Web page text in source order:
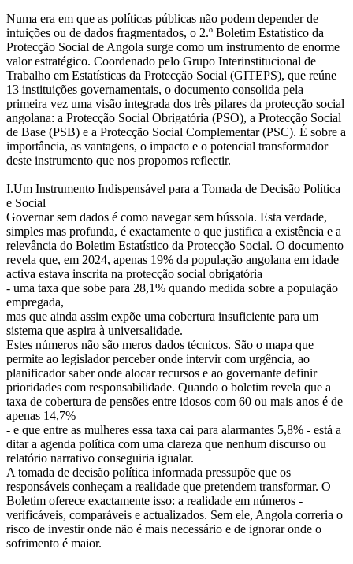
Numa era em que as políticas públicas não podem depender de
intuições ou de dados fragmentados, o 2.º Boletim Estatístico da
Protecção Social de Angola surge como um instrumento de enorme
valor estratégico. Coordenado pelo Grupo Interinstitucional de
Trabalho em Estatísticas da Protecção Social (GITEPS), que reúne
13 instituições governamentais, o documento consolida pela
primeira vez uma visão integrada dos três pilares da protecção social
angolana: a Protecção Social Obrigatória (PSO), a Protecção Social
de Base (PSB) e a Protecção Social Complementar (PSC). É sobre a
importância, as vantagens, o impacto e o potencial transformador
deste instrumento que nos propomos reflectir.
I.Um Instrumento Indispensável para a Tomada de Decisão Política
e Social
Governar sem dados é como navegar sem bússola. Esta verdade,
simples mas profunda, é exactamente o que justifica a existência e a
relevância do Boletim Estatístico da Protecção Social. O documento
revela que, em 2024, apenas 19% da população angolana em idade
activa estava inscrita na protecção social obrigatória
- uma taxa que sobe para 28,1% quando medida sobre a população
empregada,
mas que ainda assim expõe uma cobertura insuficiente para um
sistema que aspira à universalidade.
Estes números não são meros dados técnicos. São o mapa que
permite ao legislador perceber onde intervir com urgência, ao
planificador saber onde alocar recursos e ao governante definir
prioridades com responsabilidade. Quando o boletim revela que a
taxa de cobertura de pensões entre idosos com 60 ou mais anos é de
apenas 14,7%
- e que entre as mulheres essa taxa cai para alarmantes 5,8% - está a
ditar a agenda política com uma clareza que nenhum discurso ou
relatório narrativo conseguiria igualar.
A tomada de decisão política informada pressupõe que os
responsáveis conheçam a realidade que pretendem transformar. O
Boletim oferece exactamente isso: a realidade em números -
verificáveis, comparáveis e actualizados. Sem ele, Angola correria o
risco de investir onde não é mais necessário e de ignorar onde o
sofrimento é maior.